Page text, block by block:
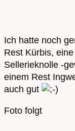
Ich hatte noch
Rest Kürbis,
Sellerieknolle -
einem Rest
auch gut
Foto folgt